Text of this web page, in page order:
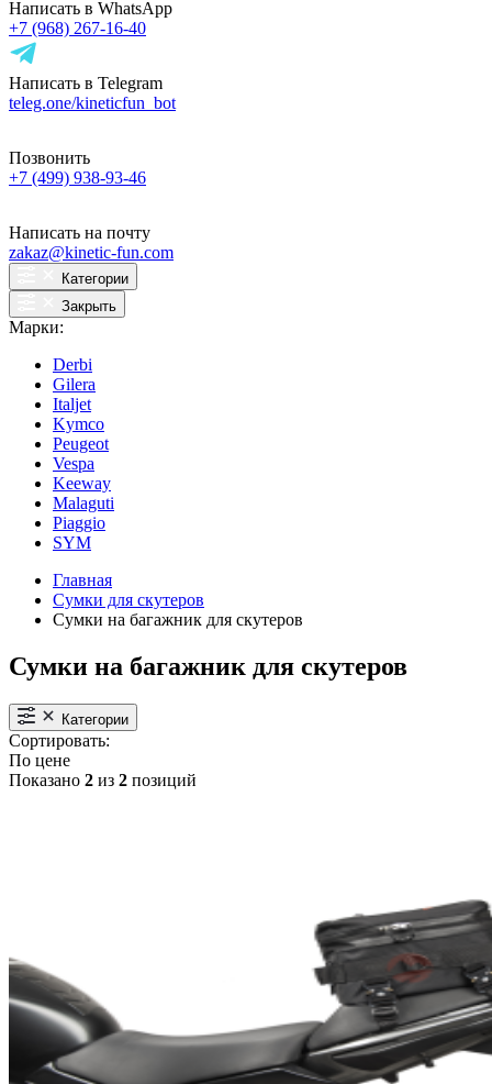
Написать в WhatsApp
+7 (968) 267-16-40
Написать в Telegram
teleg.one/kineticfun_bot
Позвонить
+7 (499) 938-93-46
Написать на почту
zakaz@kinetic-fun.com
Категории
Закрыть
Марки:
Derbi
Gilera
Italjet
Kymco
Peugeot
Vespa
Keeway
Malaguti
Piaggio
SYM
Главная
Сумки для скутеров
Сумки на багажник для скутеров
Сумки на багажник для скутеров
Категории
Сортировать:
По цене
Показано 2 из 2 позиций